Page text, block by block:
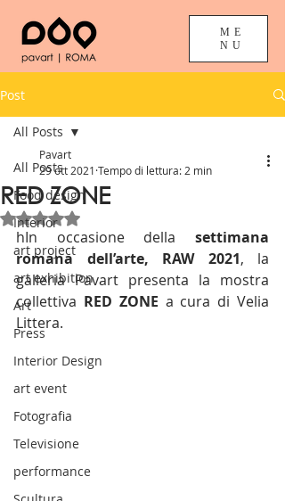
ME
NU
Post
All Posts
Food design
Interior
art project
art exhibition
Art
Press
Interior Design
art event
Fotografia
Televisione
performance
All Posts
RED ZONE
Pavart
29 ott 2021 Tempo di lettura: 2 min
Valutazione NaN stelle su 5.
hIn occasione della settimana
romana dell’arte, RAW 2021, la
galleria Pavart presenta la mostra
collettiva RED ZONE a cura di Velia
Littera.